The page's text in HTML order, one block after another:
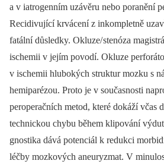
a v iatrogenním uzávěru nebo poranění
Recidivující krvácení z inkompletně
fatální důsledky. Okluze/ stenóza
ischemii v jejím povodí. Okluze
v ischemii hlubokých struktur mozku s
hemiparézou. Proto je v současnosti
peroperačních metod, které dokáží včas
technickou chybu během klipování
gnostika dává potenciál k redukci
léčby mozkových aneuryzmat. V